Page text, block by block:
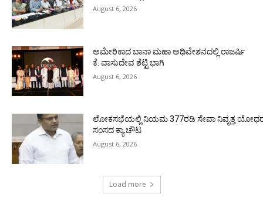
August 6, 2026
ಅಮೇರಿಕಾದ ಬಾನಾ ಮಹಾ ಅಧಿವೇಶನದಲ್ಲಿ ರಾಜರ್ಷಿ
ಕೆ. ವಾಸುದೇವ ಶೆಟ್ಟಿ ಭಾಗಿ
August 6, 2026
ಲೋಕಸಭೆಯಲ್ಲಿ ನಿಯಮ 377ರಡಿ ಸೇವಾ ನಿವೃತ್ತ
ಸಂಸದ ಕ್ಯಾ.ಚೌಟ
August 6, 2026
Load more